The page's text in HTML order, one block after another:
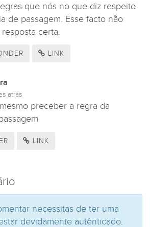
que nós no que diz respeito
de passagem. Esse facto não
certa.
LINK
atrás
preceber a regra da
LINK
necessitas de ter uma
devidamente autênticado.